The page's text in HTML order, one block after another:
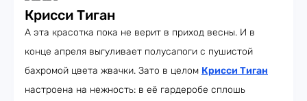
Крисси Тиган
А эта красотка пока не верит в приход весны. И в
конце апреля выгуливает полусапоги с пушистой
бахромой цвета жвачки. Зато в целом Крисси Тиган
настроена на нежность: в её гардеробе сплошь